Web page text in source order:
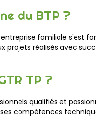
du BTP ?
familiale s'est
projets réalisés avec
TP ?
qualifiés et
compétences